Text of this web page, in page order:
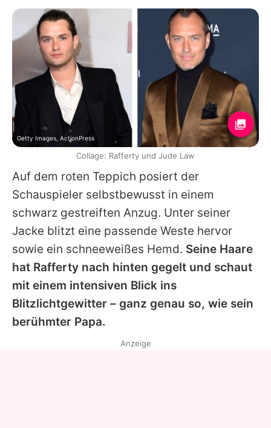
Auf dem roten Teppich posiert der
Schauspieler selbstbewusst in einem
schwarz gestreiften Anzug. Unter seiner
Jacke blitzt eine passende Weste hervor
sowie ein schneeweißes Hemd. Seine Haare
hat Rafferty nach hinten gegelt und schaut
mit einem intensiven Blick ins
Blitzlichtgewitter – ganz genau so, wie sein
berühmter Papa.
Getty Images, ActionPress
Collage: Rafferty und Jude Law
Anzeige